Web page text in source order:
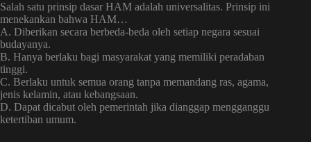
Salah satu prinsip dasar HAM adalah universalitas. Prinsip ini
menekankan bahwa HAM…
A. Diberikan secara berbeda-beda oleh setiap negara sesuai
budayanya.
B. Hanya berlaku bagi masyarakat yang memiliki peradaban
tinggi.
C. Berlaku untuk semua orang tanpa memandang ras, agama,
jenis kelamin, atau kebangsaan.
D. Dapat dicabut oleh pemerintah jika dianggap mengganggu
ketertiban umum.